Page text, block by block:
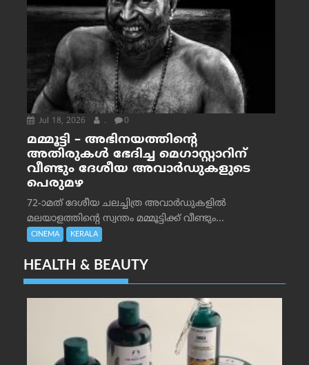
Jul 18, 2026 . 0
മമ്മൂട്ടി – അഭിനയത്തിന്റെ
അതിരുകൾ ഭേദിച്ച മെഗാസ്റ്റാറിന്
വീണ്ടും ദേശീയ അവാർഡുകളുടെ
പെരുമഴ
72-ാമത് ദേശീയ ചലച്ചിത്ര അവാര്‍ഡുകളില്‍
മലയാളത്തിന്റെ സ്വന്തം മമ്മൂട്ടിക്ക് വീണ്ടും...
CINEMA KERALA
HEALTH & BEAUTY